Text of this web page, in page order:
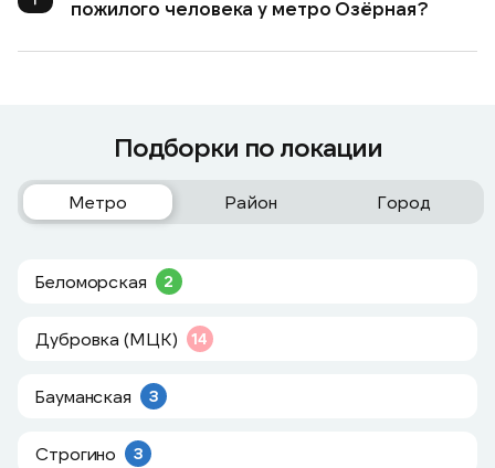
пожилого человека у метро Озёрная?
Подборки по локации
Метро Район Город
Беломорская 2
Дубровка (МЦК) 14
Бауманская 3
Строгино 3